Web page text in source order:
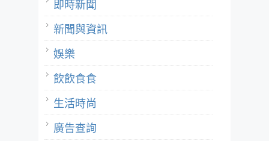
即時新聞
新聞與資訊
娛樂
飲飲食食
生活時尚
廣告查詢